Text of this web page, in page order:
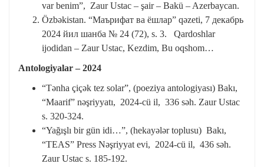
var benim”, Zaur Ustac – şair – Bakü – Azerbaycan.
Özbəkistan. “Маърифат ва ёшлар” qəzeti, 7 декабрь
2024 йил шанба № 24 (72), s. 3. Qardoshlar
ijodidan – Zaur Ustac, Kezdim, Bu oqshom…
Antologiyalar – 2024
“Tənha çiçək tez solar”, (poeziya antologiyası) Bakı,
“Maarif” nəşriyyatı, 2024-cü il, 336 səh. Zaur Ustac
s. 320-324.
“Yağışlı bir gün idi…”, (hekayələr toplusu) Bakı,
“TEAS” Press Nəşriyyat evi, 2024-cü il, 436 səh.
Zaur Ustac s. 185-192.